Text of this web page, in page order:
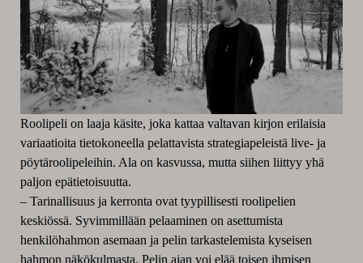
Roolipeli on laaja käsite, joka kattaa valtavan kirjon erilaisia
variaatioita tietokoneella pelattavista strategiapeleistä live- ja
pöytäroolipeleihin. Ala on kasvussa, mutta siihen liittyy yhä
paljon epätietoisuutta.
– Tarinallisuus ja kerronta ovat tyypillisesti roolipelien
keskiössä. Syvimmillään pelaaminen on asettumista
henkilöhahmon asemaan ja pelin tarkastelemista kyseisen
hahmon näkökulmasta. Pelin ajan voi elää toisen ihmisen